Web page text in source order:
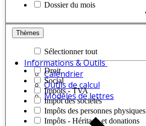
Informations & Outils
Calendrier
Outils de calcul
Modèles de lettres
Dossier du mois
Thèmes
Sélectionner tout
Droit
Social
Impôts - TVA
Impôt des sociétés
Impôts des personnes physiques
Impôts - Héritage et donations